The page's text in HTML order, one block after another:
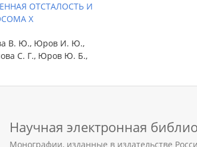
ОТСТАЛОСТЬ И
Х
В. Ю., Юров И. Ю.,
С. Г., Юров Ю. Б.,
Научная электронная
Монографии, изданные в издательстве